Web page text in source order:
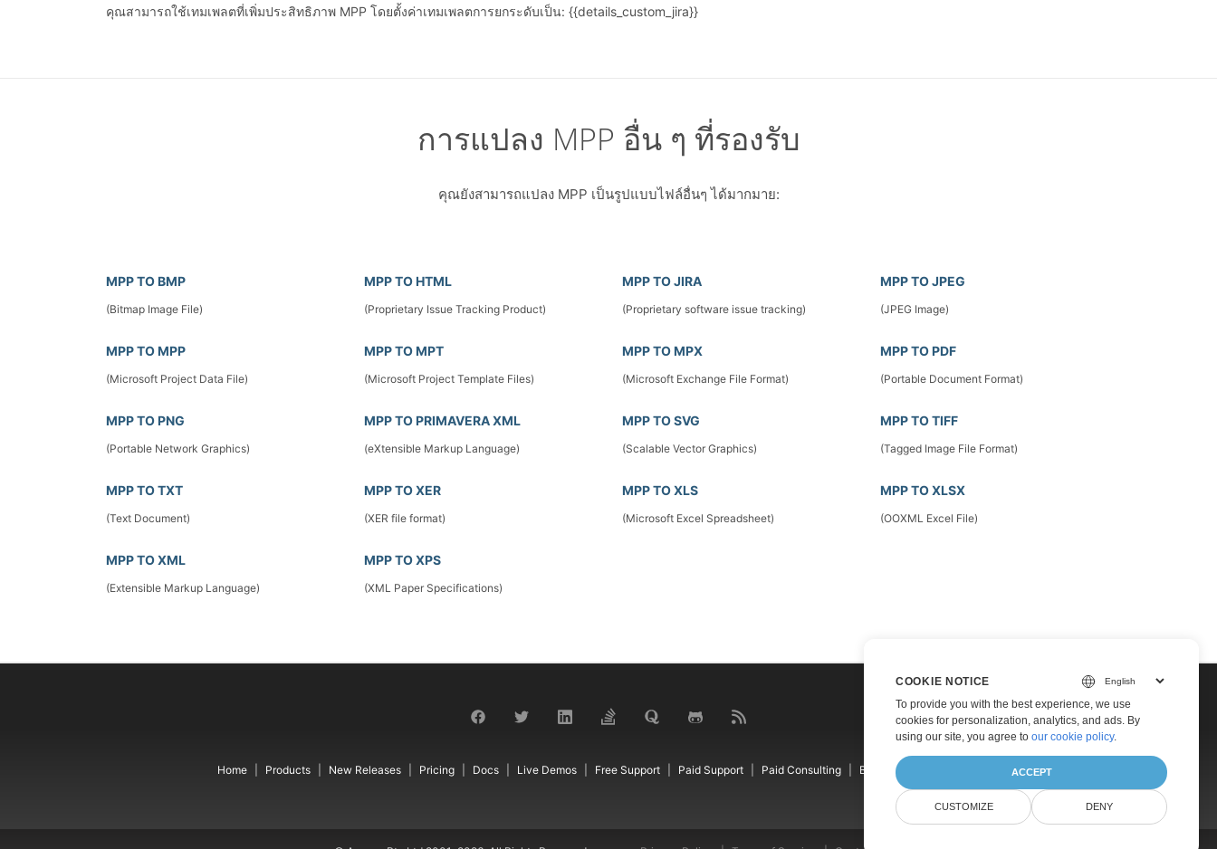
คุณสามารถใช้เทมเพลตที่เพิ่มประสิทธิภาพ MPP โดยตั้งค่าเทมเพลตการยกระดับเป็น: {{details_custom_jira}}
การแปลง MPP อื่น ๆ ที่รองรับ
คุณยังสามารถแปลง MPP เป็นรูปแบบไฟล์อื่นๆ ได้มากมาย:
MPP TO BMP
(Bitmap Image File)
MPP TO HTML
(Proprietary Issue Tracking Product)
MPP TO JIRA
(Proprietary software issue tracking)
MPP TO JPEG
(JPEG Image)
MPP TO MPP
(Microsoft Project Data File)
MPP TO MPT
(Microsoft Project Template Files)
MPP TO MPX
(Microsoft Exchange File Format)
MPP TO PDF
(Portable Document Format)
MPP TO PNG
(Portable Network Graphics)
MPP TO PRIMAVERA XML
(eXtensible Markup Language)
MPP TO SVG
(Scalable Vector Graphics)
MPP TO TIFF
(Tagged Image File Format)
MPP TO TXT
(Text Document)
MPP TO XER
(XER file format)
MPP TO XLS
(Microsoft Excel Spreadsheet)
MPP TO XLSX
(OOXML Excel File)
MPP TO XML
(Extensible Markup Language)
MPP TO XPS
(XML Paper Specifications)
Home Products New Releases Pricing Docs Live Demos Free Support Paid Support Paid Consulting Blog
COOKIE NOTICE
To provide you with the best experience, we use
cookies for personalization, analytics, and ads. By
using our site, you agree to our cookie policy.
ACCEPT
CUSTOMIZE DENY